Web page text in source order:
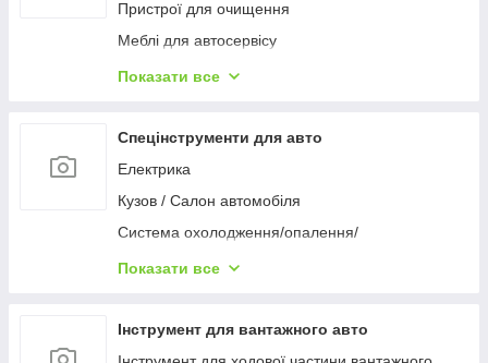
Пневмоножиці, ножі
Кутошліфовальная машина
Шурупокрути
Полірувальні машинки
Фарборозпилювачі
Пристрої для очищення
Meблі для aвтocepвіcу
Домкрати та підставки
Преси та комплектуючі
Пальники / Паяльники
Зварювальне обладнання та комплектуючі
Вивішування / поперечні балки / крани
Малярно-кузовне обладнання
Лебідка та талі
Автоаксесуари
Показати все
Спецінструменти для авто
Електрика
Кузов / Салон автомобіля
Система охолодження/опалення/
Показати все
Інструмент для вантажного авто